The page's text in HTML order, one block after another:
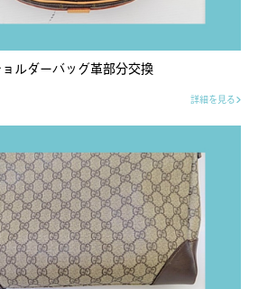
ルダーバッグ革部分交換
詳細を見る